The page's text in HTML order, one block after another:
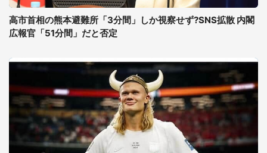
高市首相の熊本避難所「3分間」しか視察せず?SNS拡散 内閣
広報官「51分間」だと否定